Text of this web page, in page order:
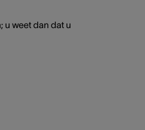
u weet dan dat u